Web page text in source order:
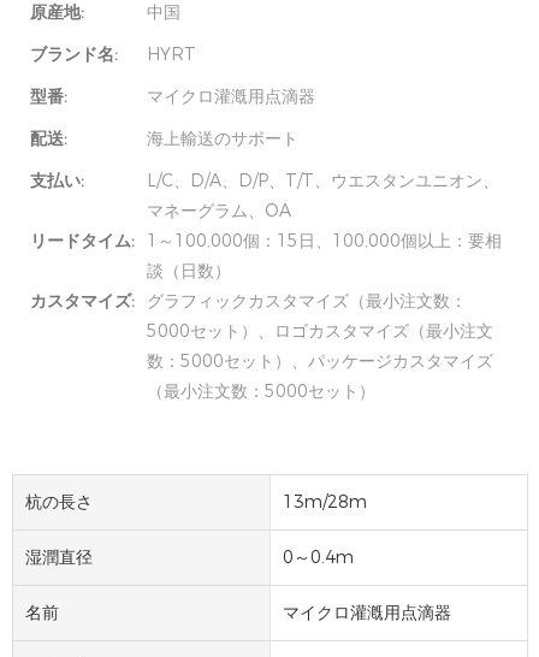
原産地:
中国
ブランド名:
HYRT
型番:
マイクロ灌漑用点滴器
配送:
海上輸送のサポート
支払い:
L/C、D/A、D/P、T/T、ウエスタンユニオン、
マネーグラム、OA
リードタイム:
1～100,000個：15日、100,000個以上：要相
談（日数）
カスタマイズ:
グラフィックカスタマイズ（最小注文数：
5000セット）、ロゴカスタマイズ（最小注文
数：5000セット）、パッケージカスタマイズ
（最小注文数：5000セット）
杭の長さ 13m/28m
湿潤直径 0～0.4m
名前 マイクロ灌漑用点滴器